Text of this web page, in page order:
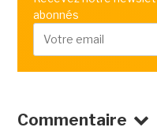
abonnés
Commentaire